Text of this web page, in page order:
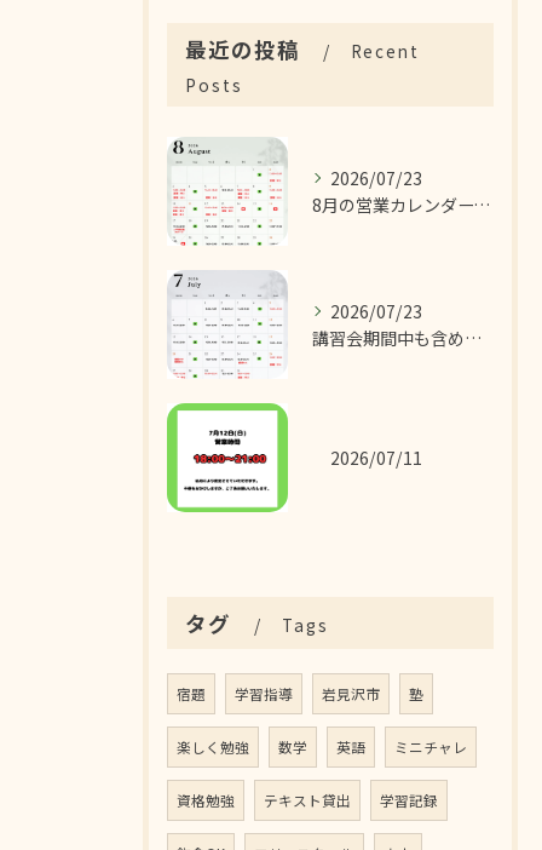
最近の投稿
Recent
Posts
2026/07/23
8月の営業カレンダーです！
2026/07/23
講習会期間中も含めた7月の営業カレンダーです！
2026/07/11
タグ Tags
宿題 学習指導 岩見沢市 塾
楽しく勉強 数学 英語 ミニチャレ
資格勉強 テキスト貸出 学習記録